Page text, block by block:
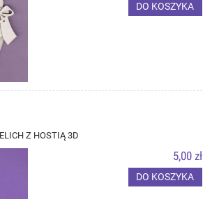
DO KOSZYKA
Z HOSTIĄ 3D
5,00 zł
DO KOSZYKA